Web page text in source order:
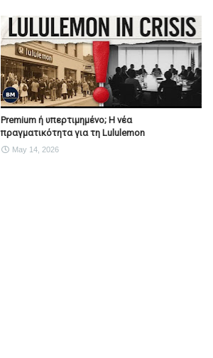
Premium ή υπερτιμημένο; Η νέα
πραγματικότητα για τη Lululemon
May 14, 2026